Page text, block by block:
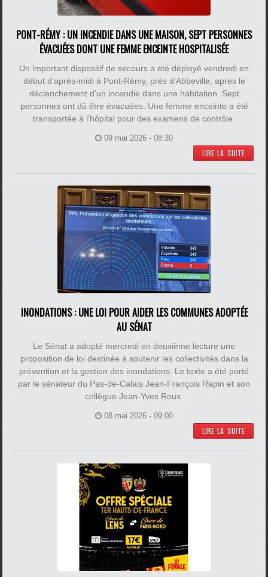
PONT-RÉMY : UN INCENDIE DANS UNE MAISON, SEPT PERSONNES
ÉVACUÉES DONT UNE FEMME ENCEINTE HOSPITALISÉE
Un important dispositif de secours a été déployé vendredi en
début d’après-midi à Pont-Rémy, près d’Abbeville, après le
déclenchement d’un incendie dans une habitation. Sept
personnes ont dû être évacuées. Une femme enceinte a été
transportée à l’hôpital pour des examens de contrôle.
09 mai 2026 - 08:30
LIRE LA SUITE
INONDATIONS : UNE LOI POUR AIDER LES COMMUNES ADOPTÉE
AU SÉNAT
Le Sénat a adopté mercredi en deuxième lecture une
proposition de loi destinée à soutenir les collectivités dans la
prévention et la gestion des inondations. Le texte a été porté
par le sénateur du Pas-de-Calais Jean-François Rapin et son
collègue Jean-Yves Roux.
08 mai 2026 - 09:00
LIRE LA SUITE